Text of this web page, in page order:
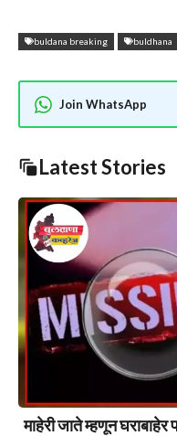
buldana breaking buldhana
Join WhatsApp
Latest Stories
माहेरी जाते म्हणून घराबाहेर